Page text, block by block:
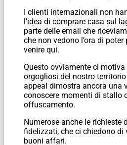
I clienti internazionali non
l’idea di comprare casa sul
parte delle email che
che non vedono l’ora di poter
venire qui.
Questo ovviamente ci motiva
orgogliosi del nostro
appeal dimostra ancora una
conoscere momenti di stallo
offuscamento.
Numerose anche le richieste
fidelizzati, che ci chiedono di
buoni affari.